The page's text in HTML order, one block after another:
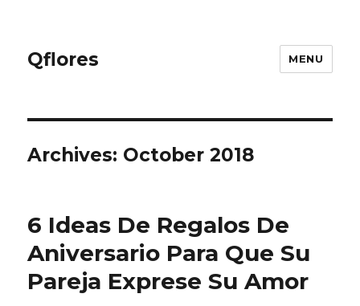
Qflores MENU
Archives: October 2018
6 Ideas De Regalos De
Aniversario Para Que Su
Pareja Exprese Su Amor